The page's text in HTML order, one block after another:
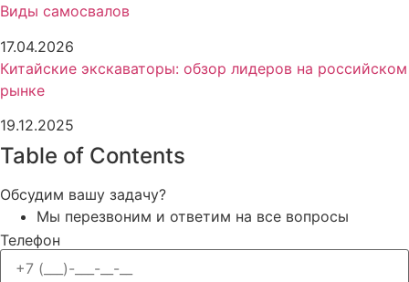
Виды самосвалов
17.04.2026
Китайские экскаваторы: обзор лидеров на российском
рынке
19.12.2025
Table of Contents
Обсудим вашу задачу?
Мы перезвоним и ответим на все вопросы
Телефон